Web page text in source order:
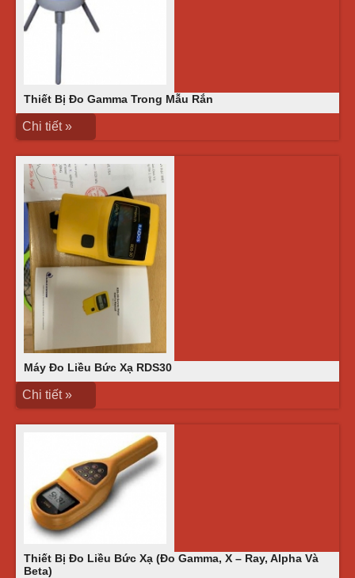
Thiết Bị Đo Gamma Trong Mẫu Rắn
Chi tiết »
Máy Đo Liều Bức Xạ RDS30
Chi tiết »
Thiết Bị Đo Liều Bức Xạ (đo Gamma, X – Ray, Alpha Và
Beta)